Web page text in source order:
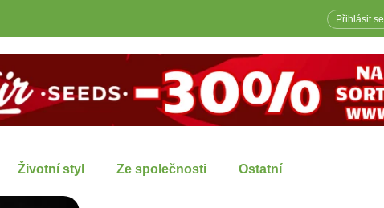
Přihlásit se
Životní styl Ze společnosti Ostatní